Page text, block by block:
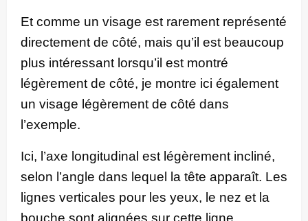
Et comme un visage est rarement représenté
directement de côté, mais qu’il est beaucoup
plus intéressant lorsqu’il est montré
légèrement de côté, je montre ici également
un visage légèrement de côté dans
l’exemple.
Ici, l’axe longitudinal est légèrement incliné,
selon l’angle dans lequel la tête apparaît. Les
lignes verticales pour les yeux, le nez et la
bouche sont alignées sur cette ligne.